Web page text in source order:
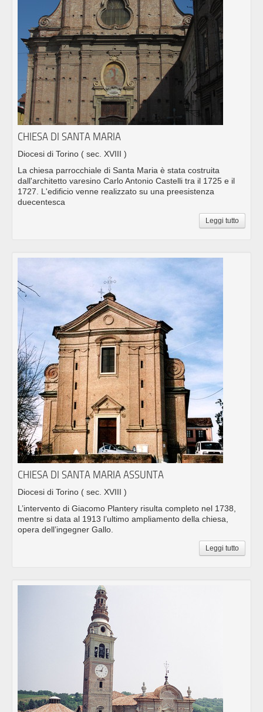
CHIESA DI SANTA MARIA
Diocesi di Torino ( sec. XVIII )
La chiesa parrocchiale di Santa Maria è stata costruita
dall'architetto varesino Carlo Antonio Castelli tra il 1725 e il
1727. L'edificio venne realizzato su una preesistenza
duecentesca
Leggi tutto
CHIESA DI SANTA MARIA ASSUNTA
Diocesi di Torino ( sec. XVIII )
L’intervento di Giacomo Plantery risulta completo nel 1738,
mentre si data al 1913 l’ultimo ampliamento della chiesa,
opera dell’ingegner Gallo.
Leggi tutto